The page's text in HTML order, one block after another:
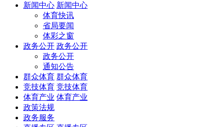
新闻中心 新闻中心
体育快讯
省局要闻
体彩之窗
政务公开 政务公开
政务公开
通知公告
群众体育 群众体育
竞技体育 竞技体育
体育产业 体育产业
政策法规
政务服务